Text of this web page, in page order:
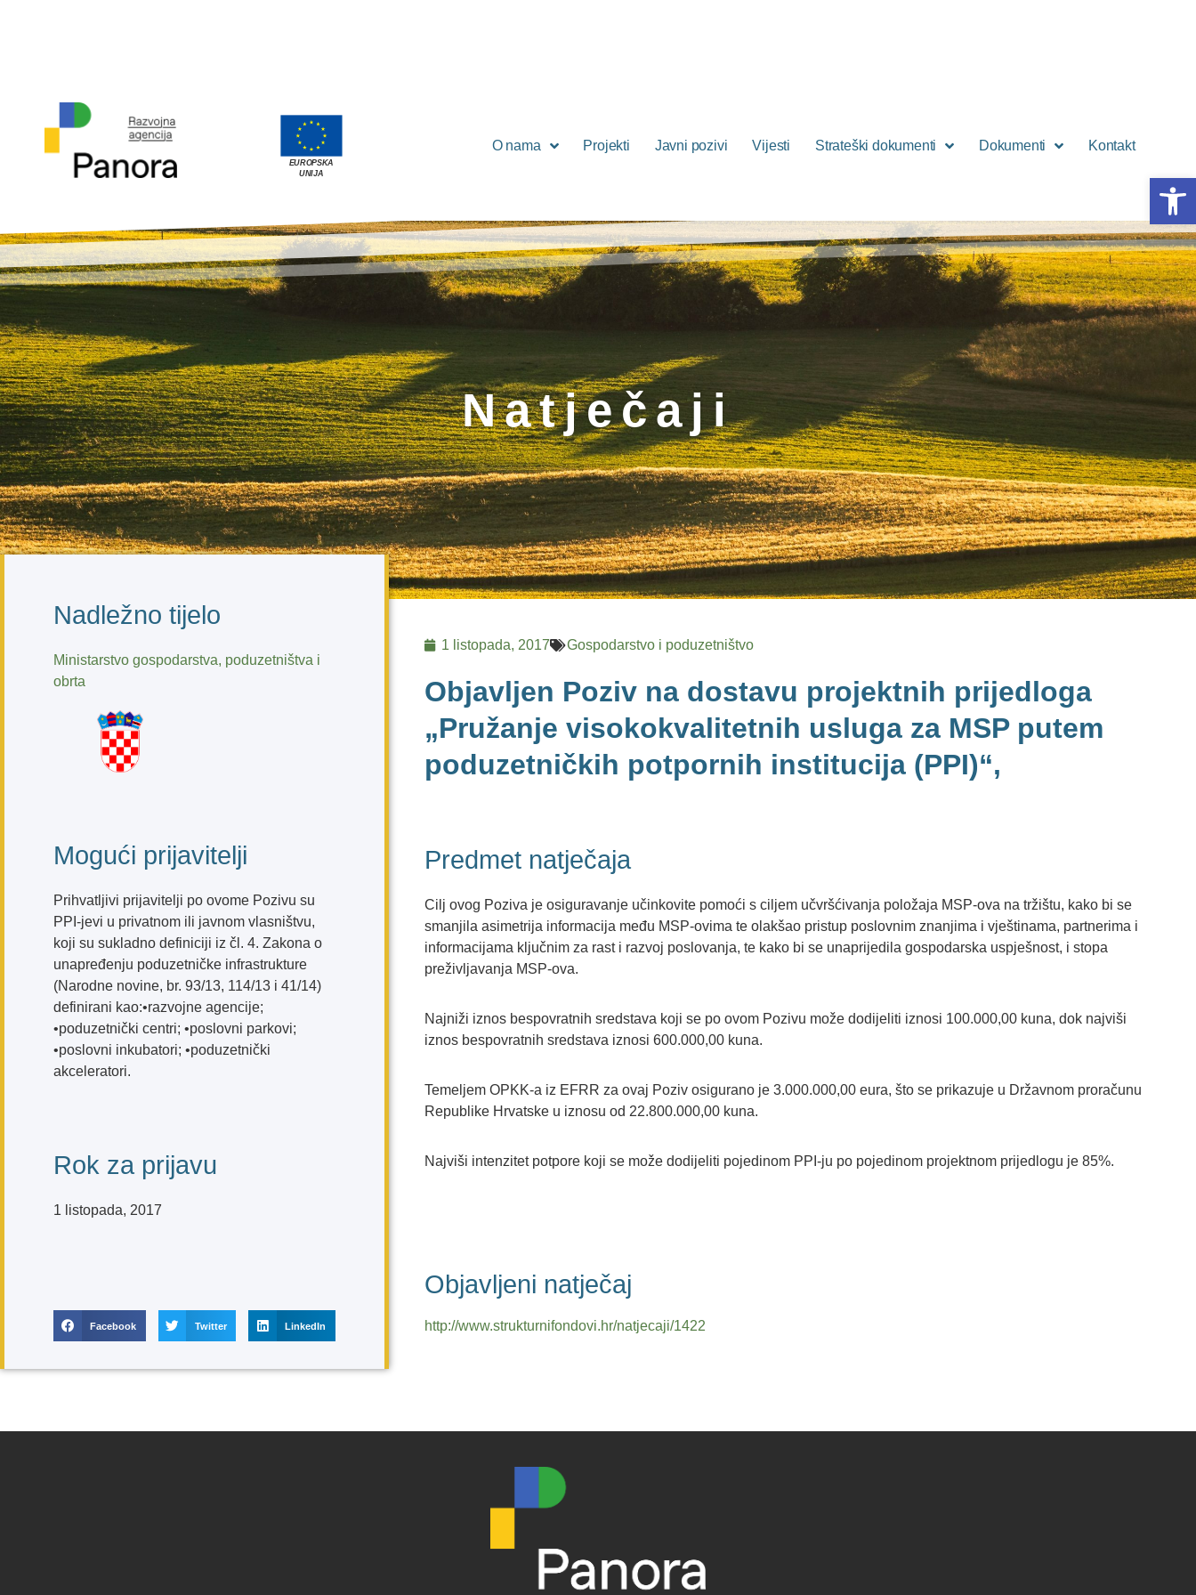
EUROPSKA
UNIJA
O nama Projekti Javni pozivi Vijesti Strateški dokumenti Dokumenti Kontakt
Natječaji
Nadležno tijelo
Ministarstvo gospodarstva, poduzetništva i
obrta
Mogući prijavitelji
Prihvatljivi prijavitelji po ovome Pozivu su
PPI-jevi u privatnom ili javnom vlasništvu,
koji su sukladno definiciji iz čl. 4. Zakona o
unapređenju poduzetničke infrastrukture
(Narodne novine, br. 93/13, 114/13 i 41/14)
definirani kao:•razvojne agencije;
•poduzetnički centri; •poslovni parkovi;
•poslovni inkubatori; •poduzetnički
akceleratori.
Rok za prijavu
1 listopada, 2017
Facebook Twitter LinkedIn
1 listopada, 2017 Gospodarstvo i poduzetništvo
Objavljen Poziv na dostavu projektnih prijedloga
„Pružanje visokokvalitetnih usluga za MSP putem
poduzetničkih potpornih institucija (PPI)“,
Predmet natječaja
Cilj ovog Poziva je osiguravanje učinkovite pomoći s ciljem učvršćivanja položaja MSP-ova na tržištu, kako bi se
smanjila asimetrija informacija među MSP-ovima te olakšao pristup poslovnim znanjima i vještinama, partnerima i
informacijama ključnim za rast i razvoj poslovanja, te kako bi se unaprijedila gospodarska uspješnost, i stopa
preživljavanja MSP-ova.
Najniži iznos bespovratnih sredstava koji se po ovom Pozivu može dodijeliti iznosi 100.000,00 kuna, dok najviši
iznos bespovratnih sredstava iznosi 600.000,00 kuna.
Temeljem OPKK-a iz EFRR za ovaj Poziv osigurano je 3.000.000,00 eura, što se prikazuje u Državnom proračunu
Republike Hrvatske u iznosu od 22.800.000,00 kuna.
Najviši intenzitet potpore koji se može dodijeliti pojedinom PPI-ju po pojedinom projektnom prijedlogu je 85%.
Objavljeni natječaj
http://www.strukturnifondovi.hr/natjecaji/1422